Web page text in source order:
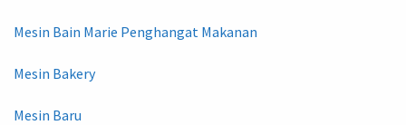
Mesin Bain Marie Penghangat Makanan
Mesin Bakery
Mesin Baru